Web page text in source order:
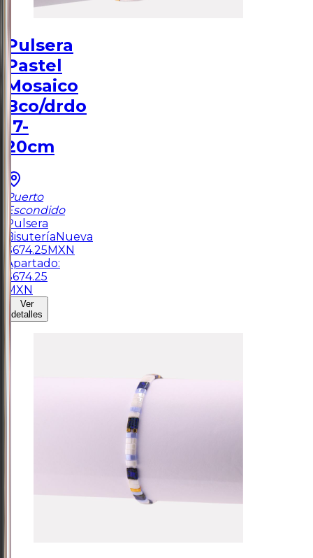
Pulsera
Pastel
Mosaico
Bco/drdo
17-
20cm
Puerto
Escondido
Pulsera
BisuteríaNueva
$674.25MXN
Apartado:
$674.25
MXN
Ver
detalles